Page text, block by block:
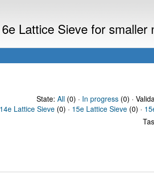
Lattice Sieve for
State: All(0) · In progress(0) ·
14e Lattice Sieve (0) · 15e Lattice Sieve (0) ·